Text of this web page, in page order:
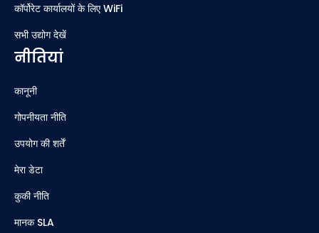
कॉर्पोरेट कार्यालयों के लिए WiFi
सभी उद्योग देखें
नीतियां
कानूनी
गोपनीयता नीति
उपयोग की शर्तें
मेरा डेटा
कुकी नीति
मानक SLA